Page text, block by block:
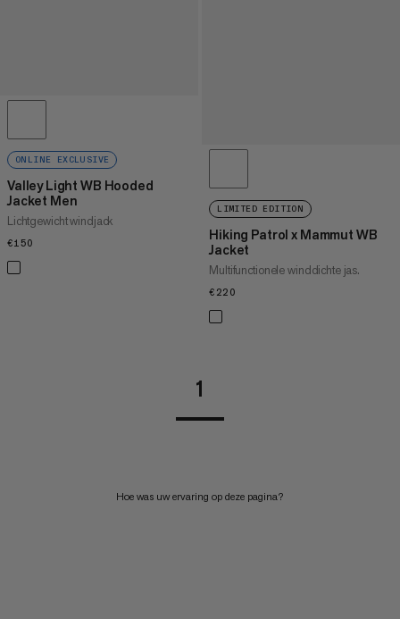
ONLINE EXCLUSIVE
Valley Light WB Hooded
Jacket Men
Lichtgewicht windjack
€150
LIMITED EDITION
Hiking Patrol x Mammut WB
Jacket
Multifunctionele winddichte jas.
€220
1
Hoe was uw ervaring op deze pagina?